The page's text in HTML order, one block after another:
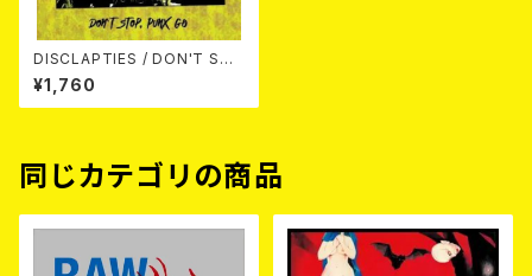
DISCLAPTIES / DON'T STO
P,PUNX GO CD
¥1,760
同じカテゴリの商品